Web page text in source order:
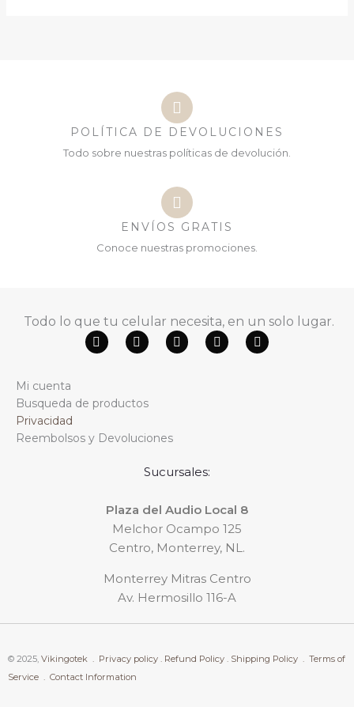
POLÍTICA DE DEVOLUCIONES
Todo sobre nuestras políticas de devolución.
ENVÍOS GRATIS
Conoce nuestras promociones.
Todo lo que tu celular necesita, en un solo lugar.
F
a
o
o
Y
o
b
e
W
h
T
i
I
n
Mi cuenta
Busqueda de productos
Privacidad
Reembolsos y Devoluciones
Sucursales:
Plaza del Audio Local 8
Melchor Ocampo 125
Centro, Monterrey, NL.
Monterrey Mitras Centro
Av. Hermosillo 116-A
© 2025, Vikingotek . Privacy policy . Refund Policy . Shipping Policy . Terms of
Service . Contact Information